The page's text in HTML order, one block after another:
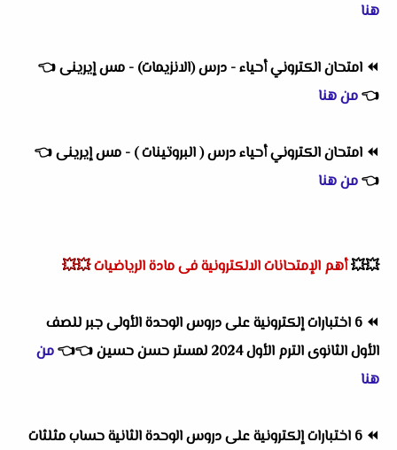
هنا
⏪ امتحان الكتروني أحياء - درس (الانزيمات) - مس إيرينى👈
👈من هنا
⏪ امتحان الكتروني أحياء درس ( البروتينات ) - مس إيرينى👈
👈من هنا
💥💥أهم الإمتحانات الالكترونية فى مادة الرياضيات💥💥
⏪
6 اختبارات إلكترونية على دروس الوحدة الأولى جبر للصف
الأول الثانوى الترم الأول 2024 لمستر حسن حسين
👈
👈من
هنا
⏪
6 اختبارات إلكترونية على دروس الوحدة الثانية حساب مثلثات